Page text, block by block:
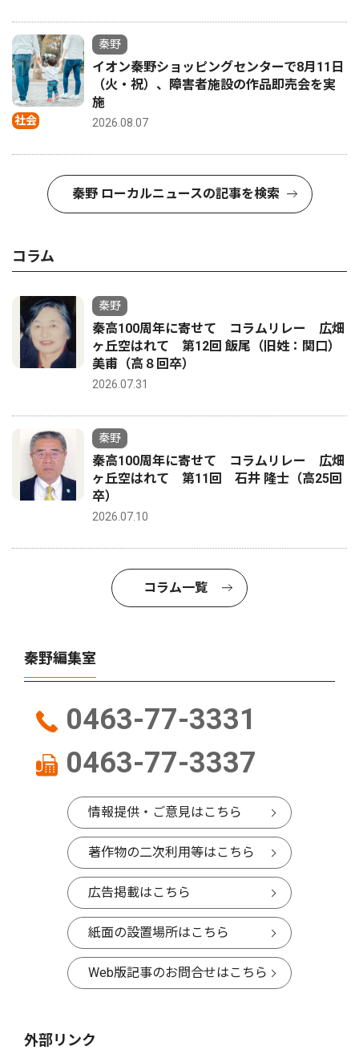
社会
秦野
イオン秦野ショッピングセンターで8月11日
（火・祝）、障害者施設の作品即売会を実
施
2026.08.07
秦野 ローカルニュースの記事を検索
コラム
秦野
秦高100周年に寄せて コラムリレー 広畑
ヶ丘空はれて 第12回 飯尾（旧姓：関口）
美甫（高８回卒）
2026.07.31
秦野
秦高100周年に寄せて コラムリレー 広畑
ヶ丘空はれて 第11回 石井 隆士（高25回
卒）
2026.07.10
コラム一覧
秦野編集室
0463-77-3331
0463-77-3337
情報提供・ご意見はこちら
著作物の二次利用等はこちら
広告掲載はこちら
紙面の設置場所はこちら
Web版記事のお問合せはこちら
外部リンク